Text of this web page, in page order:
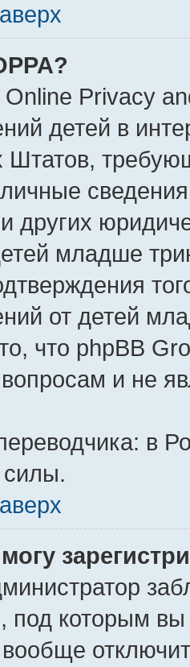
Online Privacy
детей в
других
младше
от детей
что phpBB
и не
в
под которым вы